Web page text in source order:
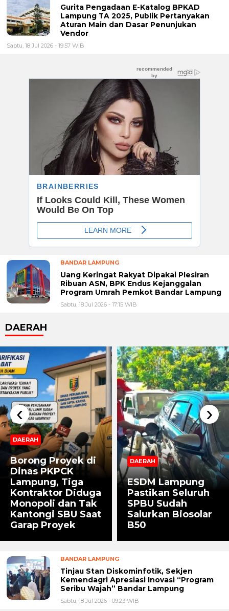
Gurita Pengadaan E-Katalog BPKAD
Lampung TA 2025, Publik Pertanyakan
Aturan Main dan Dasar Penunjukan
Vendor
Sabtu, 18 Jul 2026 - 19:57 WIB
BANDAR LAMPUNG
Uang Keringat Rakyat Dipakai Plesiran
Ribuan ASN, BPK Endus Kejanggalan
Program Umrah Pemkot Bandar Lampung
Sabtu, 18 Jul 2026 - 17:15 WIB
DAERAH
DAERAH
Borong Proyek di
Dinas PKPCK
Lampung, Tiga
Kontraktor Diduga
Monopoli dan Tak
Kantongi SBU Saat
Garap Proyek
DAERAH
ESDM Lampung
Pastikan Seluruh
SPBU Sudah
Salurkan Biosolar
B50
‹ ›
BANDAR LAMPUNG
Tinjau Stan Diskominfotik, Sekjen
Kemendagri Apresiasi Inovasi “Program
Seribu Wajah” Bandar Lampung
Sabtu, 18 Jul 2026 - 09:23 WIB